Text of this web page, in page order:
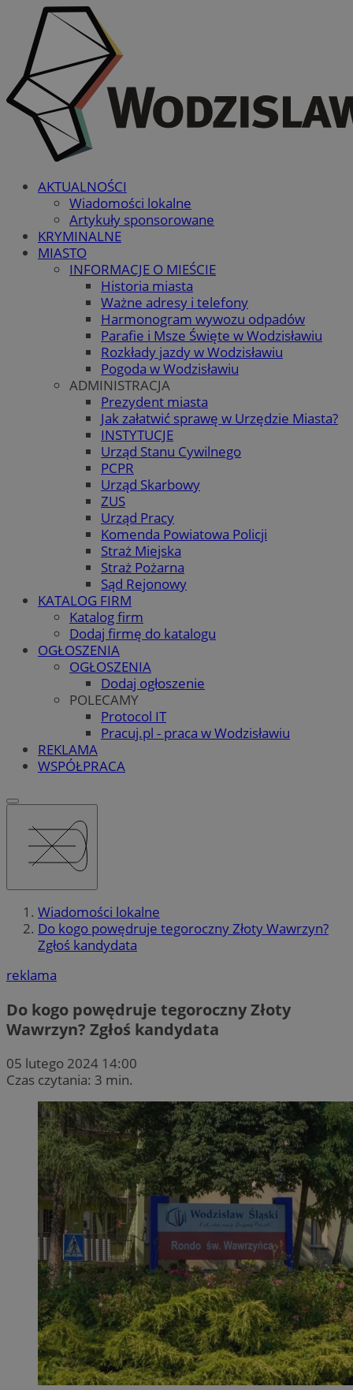
AKTUALNOŚCI
Wiadomości lokalne
Artykuły sponsorowane
KRYMINALNE
MIASTO
INFORMACJE O MIEŚCIE
Historia miasta
Ważne adresy i telefony
Harmonogram wywozu odpadów
Parafie i Msze Święte w Wodzisławiu
Rozkłady jazdy w Wodzisławiu
Pogoda w Wodzisławiu
ADMINISTRACJA
Prezydent miasta
Jak załatwić sprawę w Urzędzie Miasta?
INSTYTUCJE
Urząd Stanu Cywilnego
PCPR
Urząd Skarbowy
ZUS
Urząd Pracy
Komenda Powiatowa Policji
Straż Miejska
Straż Pożarna
Sąd Rejonowy
KATALOG FIRM
Katalog firm
Dodaj firmę do katalogu
OGŁOSZENIA
OGŁOSZENIA
Dodaj ogłoszenie
POLECAMY
Protocol IT
Pracuj.pl - praca w Wodzisławiu
REKLAMA
WSPÓŁPRACA
Wiadomości lokalne
Do kogo powędruje tegoroczny Złoty Wawrzyn?
Zgłoś kandydata
reklama
Do kogo powędruje tegoroczny Złoty
Wawrzyn? Zgłoś kandydata
05 lutego 2024 14:00
Czas czytania: 3 min.